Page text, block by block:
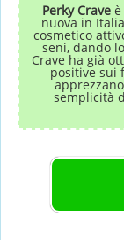
Perky Craveè
nuova in
cosmetico
seni, dando
Crave ha già
positive sui
semplicità